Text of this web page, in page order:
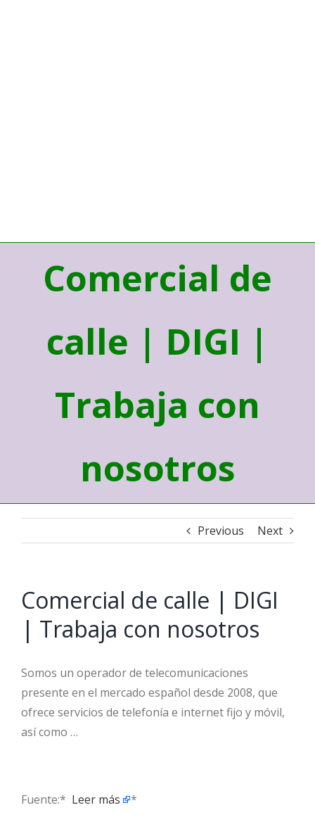
Comercial de
calle | DIGI |
Trabaja con
nosotros
Previous Next
Comercial de calle | DIGI
| Trabaja con nosotros
Somos un operador de telecomunicaciones
presente en el mercado español desde 2008, que
ofrece servicios de telefonía e internet fijo y móvil,
así como …
Fuente:* ​ Leer más *